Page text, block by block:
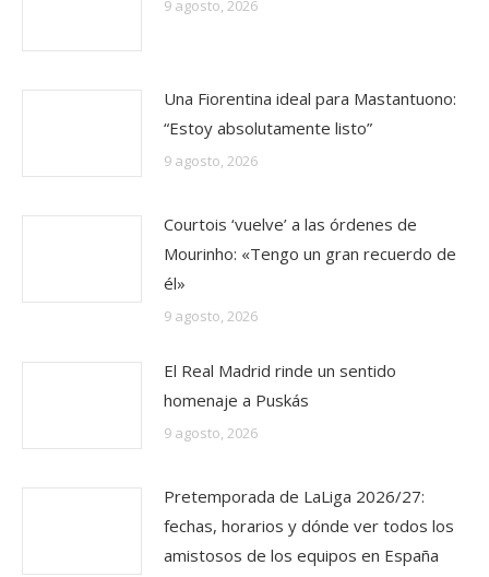
9 agosto, 2026
Una Fiorentina ideal para Mastantuono:
“Estoy absolutamente listo”
9 agosto, 2026
Courtois ‘vuelve’ a las órdenes de
Mourinho: «Tengo un gran recuerdo de
él»
9 agosto, 2026
El Real Madrid rinde un sentido
homenaje a Puskás
9 agosto, 2026
Pretemporada de LaLiga 2026/27:
fechas, horarios y dónde ver todos los
amistosos de los equipos en España